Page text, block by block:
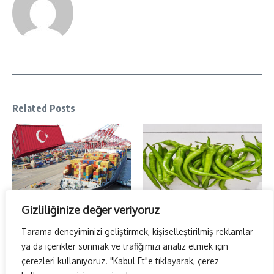
Gizliliğinize değer veriyoruz
Tarama deneyiminizi geliştirmek, kişiselleştirilmiş reklamlar
ya da içerikler sunmak ve trafiğimizi analiz etmek için
çerezleri kullanıyoruz. "Kabul Et"e tıklayarak, çerez
Related Posts
Temmuz ayı ihracatı belli oldu…
5 Ağustos 2026
Sivri Biber Şampiyonluğunu ilan
2 Ağustos 2026